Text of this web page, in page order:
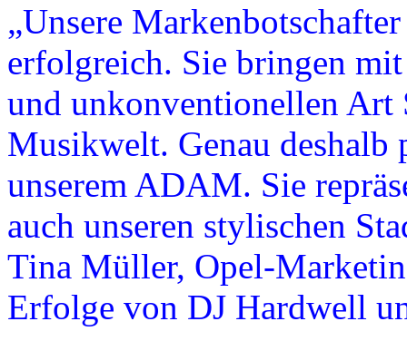
„Unsere
erfolgreich. Sie bringen
und unkonventionellen
Musikwelt. Genau deshalb
unserem ADAM. Sie
auch unseren stylischen
Tina Müller, Opel-
Erfolge von DJ Hardwell